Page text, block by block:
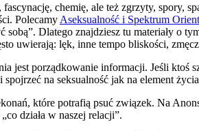
chemię, ale też zgrzyty, spory,
Polecamy Aseksualność i Spektrum
Dlatego znajdziesz tu materiały o
uwierają: lęk, inne tempo bliskości,
jest porządkowanie informacji. Jeśli
na seksualność jak na element
które potrafią psuć związek. Na
działa w naszej relacji”.